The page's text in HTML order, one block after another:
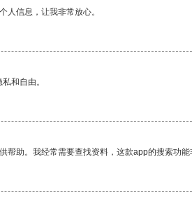
人信息，让我非常放心。
和自由。
助。我经常需要查找资料，这款app的搜索功能